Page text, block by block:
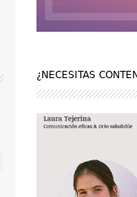
¿NECESITAS